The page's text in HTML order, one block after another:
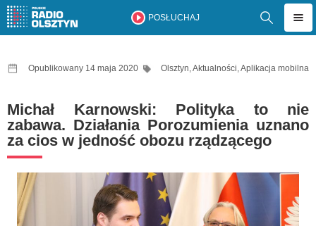
POSŁUCHAJ
Opublikowany 14 maja 2020 Olsztyn,Aktualności,Aplikacja mobilna
Michał Karnowski: Polityka to nie
zabawa. Działania Porozumienia uznano
za cios w jedność obozu rządzącego